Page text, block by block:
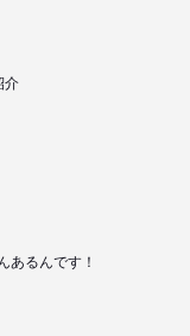
介
あるんです！